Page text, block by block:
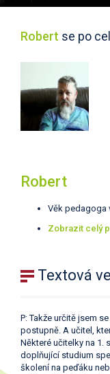
Robert se po
Robert
Věk pedagoga
Zobrazit celý
Textová
P: Takže určitě jsem
postupně. A učitel,
Některé učitelky na 1.
doplňující studium
školení na peďáku